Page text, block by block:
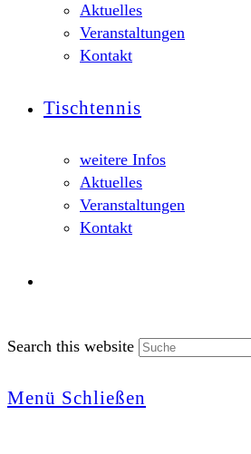
Aktuelles
Veranstaltungen
Kontakt
Tischtennis
weitere Infos
Aktuelles
Veranstaltungen
Kontakt
Search this website
Menü Schließen